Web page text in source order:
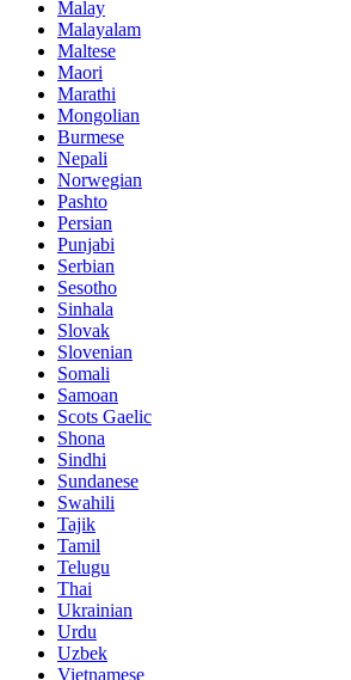
Malay
Malayalam
Maltese
Maori
Marathi
Mongolian
Burmese
Nepali
Norwegian
Pashto
Persian
Punjabi
Serbian
Sesotho
Sinhala
Slovak
Slovenian
Somali
Samoan
Scots Gaelic
Shona
Sindhi
Sundanese
Swahili
Tajik
Tamil
Telugu
Thai
Ukrainian
Urdu
Uzbek
Vietnamese